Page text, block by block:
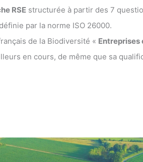
RSE structurée à partir des 7
par la norme ISO 26000.
de la Biodiversité « Entreprises
en cours, de même que sa